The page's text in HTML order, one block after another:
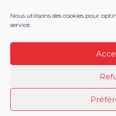
Nous utilisons des cookies pour
service.
Principale
NOS SOLUTIONS
MENTIONS